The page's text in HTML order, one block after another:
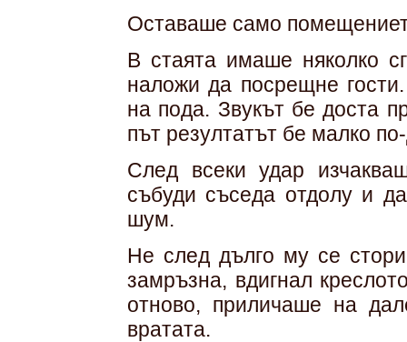
Оставаше само
В стаята имаше няколко
наложи да посрещне
на пода. Звукът бе доста
път резултатът бе малко
След всеки удар
събуди съседа отдолу и
шум.
Не след дълго му се
замръзна, вдигнал
отново, приличаше на
вратата.